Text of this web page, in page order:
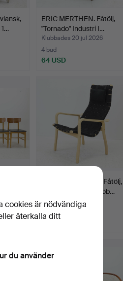
ERIC MERTHEN. Fåtölj,
"Tornado" Industri I…
Klubbades 20 jul 2026
4 bud
64 USD
YNGVE EKSTRÖM. Fåtölj,
"Primo" Swedese möb…
Klubbades 16 jul 2026
2 bud
cookies är nödvändiga
återkalla ditt
du använder